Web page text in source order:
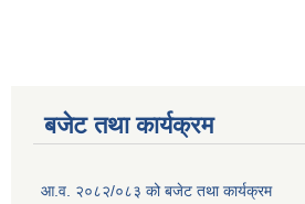
बजेट तथा कार्यक्रम
आ.व. २०८२/०८३ को बजेट तथा कार्यक्रम